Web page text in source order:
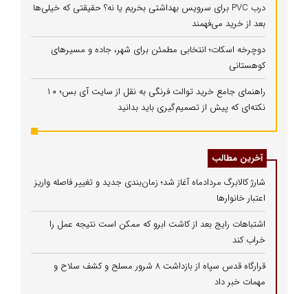
درب PVC برای سرویس بهداشتی بخریم یا نه؟ حقیقتی که خیلی‌ها
بعد از خرید می‌فهمند
دوچرخه اسکات؛ انتخابی مطمئن برای شهر، جاده و مسیرهای
کوهستانی
راهنمای جامع خرید توالت فرنگی به نقل از سایت آی بس؛ ۱۰
نکته‌ای که پیش از تصمیم‌گیری باید بدانید
آخرین مطالب
شارژ کالابرگ مردادماه آغاز شد؛ زمان‌بندی جدید و تغییر فاصله واریز
اعتبار خانوارها
اشتباهات رایج بعد از کاشت ابرو که ممکن است نتیجه عمل را
خراب کند
قرارگاه قدس سپاه از بازداشت ۸ شرور مسلح و کشف سلاح و
مهمات خبر داد